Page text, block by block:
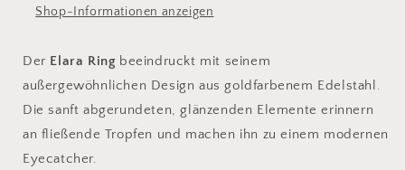
Shop-Informationen anzeigen
Der Elara Ringbeeindruckt mit seinem
außergewöhnlichen Design aus goldfarbenem Edelstahl.
Die sanft abgerundeten, glänzenden Elemente erinnern
an fließende Tropfen und machen ihn zu einem modernen
Eyecatcher.